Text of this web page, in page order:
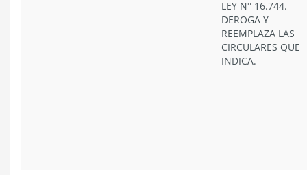
LEY N° 16.744.
DEROGA Y
REEMPLAZA LAS
CIRCULARES QUE
INDICA.